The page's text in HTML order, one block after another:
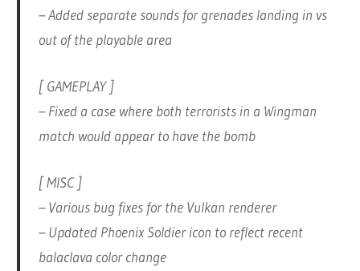
– Added separate sounds for grenades landing in vs
out of the playable area
[ GAMEPLAY ]
– Fixed a case where both terrorists in a Wingman
match would appear to have the bomb
[ MISC ]
– Various bug fixes for the Vulkan renderer
– Updated Phoenix Soldier icon to reflect recent
balaclava color change